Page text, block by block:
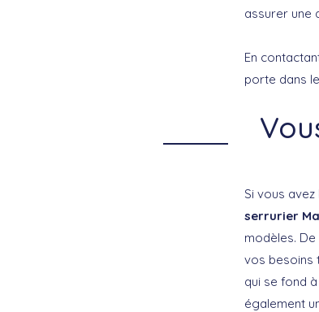
assurer une
En
porte dans
Si vous
serrurier
modèles.
vos besoins
qui se fond
également